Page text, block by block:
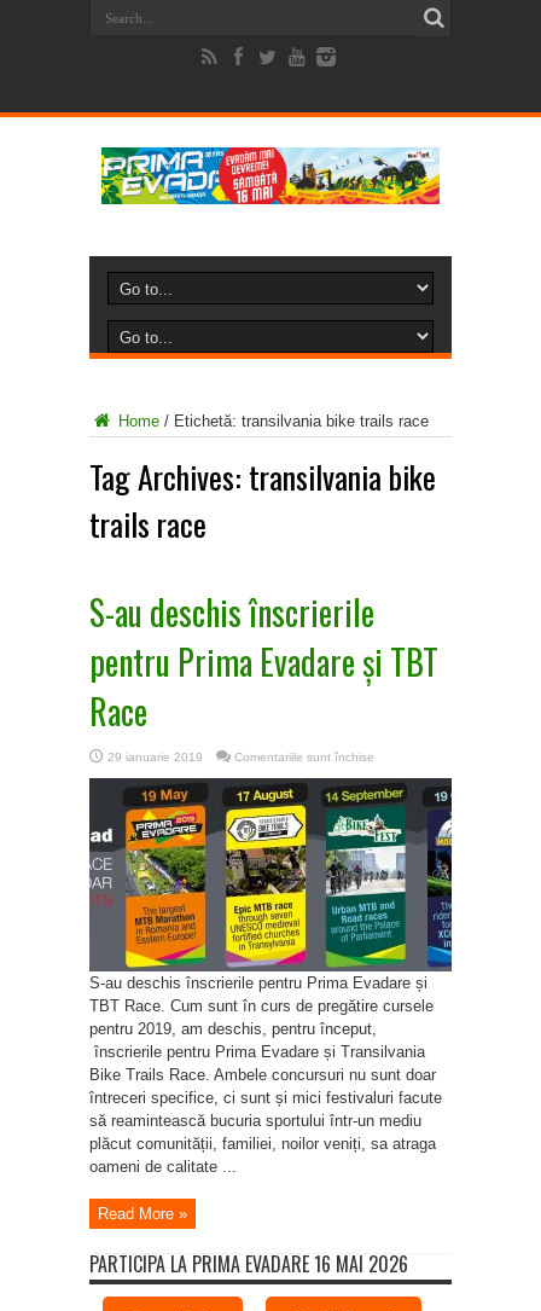
Home / Etichetă: transilvania bike trails race
Tag Archives: transilvania bike
trails race
S-au deschis înscrierile
pentru Prima Evadare și TBT
Race
29 ianuarie 2019 Comentariile sunt închise
au
deschis
înscrierile
pentru
Prima
Evadare
și
TBT
Race
S-au deschis înscrierile pentru Prima Evadare și
TBT Race. Cum sunt în curs de pregătire cursele
pentru 2019, am deschis, pentru început,
înscrierile pentru Prima Evadare și Transilvania
Bike Trails Race. Ambele concursuri nu sunt doar
întreceri specifice, ci sunt și mici festivaluri facute
să reamintească bucuria sportului într-un mediu
plăcut comunității, familiei, noilor veniți, sa atraga
oameni de calitate ...
Read More »
PARTICIPA LA PRIMA EVADARE 16 MAI 2026